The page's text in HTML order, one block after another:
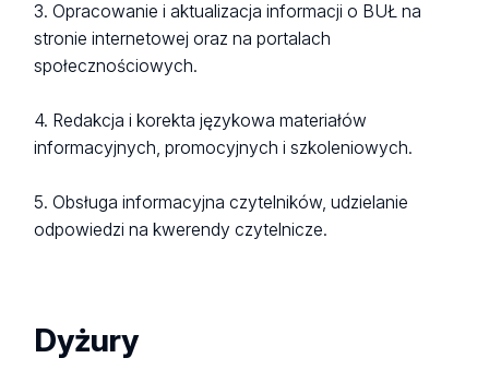
3. Opracowanie i aktualizacja informacji o BUŁ na
stronie internetowej oraz na portalach
społecznościowych.
4. Redakcja i korekta językowa materiałów
informacyjnych, promocyjnych i szkoleniowych.
5. Obsługa informacyjna czytelników, udzielanie
odpowiedzi na kwerendy czytelnicze.
Dyżury